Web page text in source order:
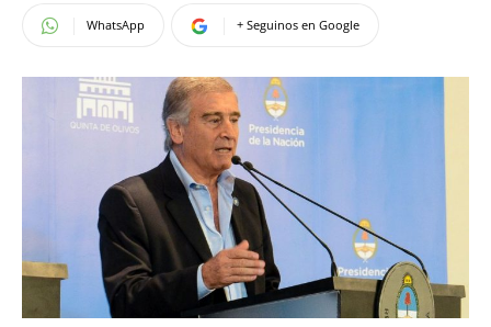
WhatsApp + Seguinos en Google